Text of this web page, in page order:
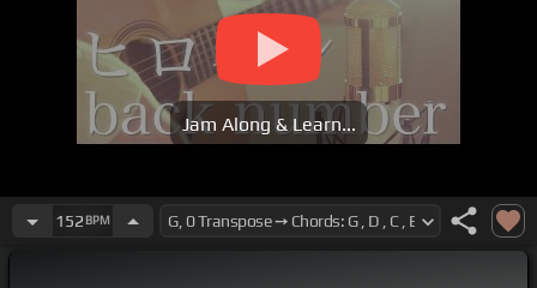
Jam Along & Learn...
152 BPM